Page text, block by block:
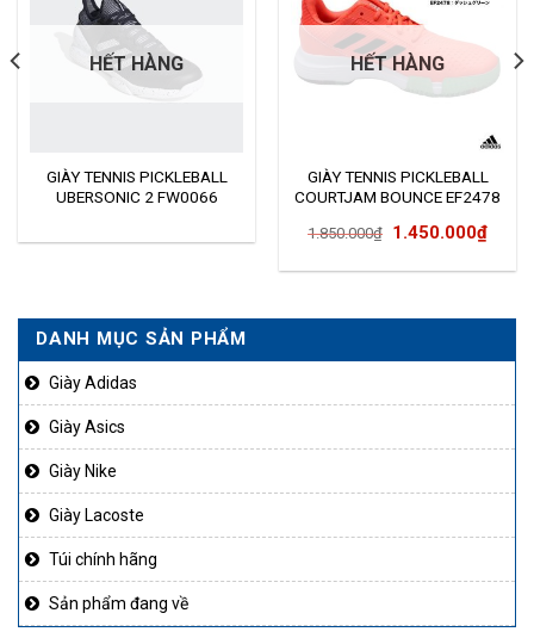
DANH MỤC SẢN PHẨM
Giày Adidas
Giày Asics
Giày Nike
Giày Lacoste
Túi chính hãng
Sản phẩm đang về
HẾT HÀNG
GIÀY TENNIS PICKLEBALL
UBERSONIC 2 FW0066
HẾT HÀNG
GIÀY TENNIS PICKLEBALL
COURTJAM BOUNCE EF2478
1.850.000₫ Giá
1.850.000₫.
1.450.000₫Giá
là: